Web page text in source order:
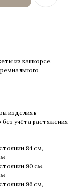
из кашкорсе.
изделия в
без учёта растяжения
84 см,
90 см,
96 см,